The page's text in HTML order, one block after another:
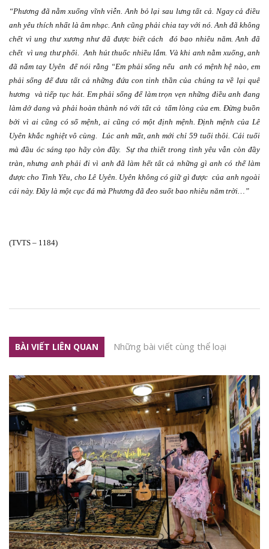
“Phương đã nằm xuống vĩnh viễn. Anh bỏ lại sau lưng tất cả. Ngay cả điều
anh yêu thích nhất là âm nhạc. Anh cũng phải chia tay với nó. Anh đã không
chết vì ung thư xương như đã được biết cách
đó bao nhiêu năm. Anh đã
chết vì ung thư phổi. Anh hút thuốc nhiều lắm. Và khi anh nằm xuống, anh
đã nắm tay Uyên để nói rằng “Em phải sống nếu anh có mệnh hệ nào, em
phải sống để đưa tất cả những đứa con tinh thần của chúng ta về lại quê
hương và tiếp tục hát. Em phải sống để làm trọn vẹn những điều anh đang
làm dở dang và phải hoàn thành nó với tất cả tấm lòng của em. Đừng buồn
bởi vì ai cũng có số mệnh, ai cũng có một định mệnh. Định mệnh của Lê
Uyên khắc nghiệt vô cùng. Lúc anh mất, anh mới chỉ 59 tuổi thôi. Cái tuổi
mà đầu óc sáng tạo hãy còn đầy.
Sự tha thiết trong tình yêu vẫn còn đầy
tràn, nhưng anh phải đi vì anh đã làm hết tất cả những gì anh có thể làm
được cho Tình Yêu, cho Lê Uyên. Uyên không có giữ gì được của anh ngoài
cái này. Đây là một cục đá mà Phương đã đeo suốt bao nhiêu năm trời…”
(TVTS – 1184)
BÀI VIẾT LIÊN QUAN Những bài viết cùng thể loại